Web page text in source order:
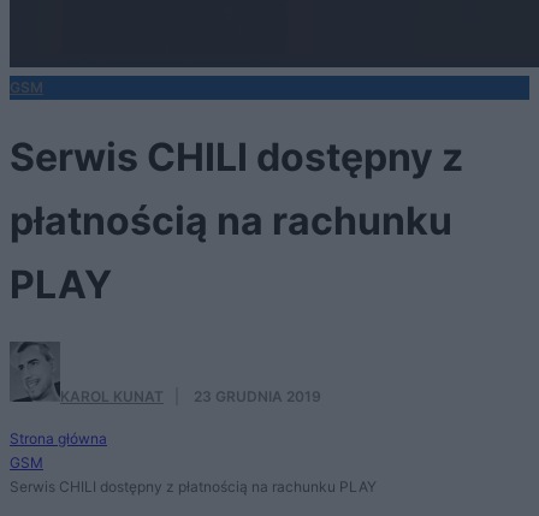
GSM
Serwis CHILI dostępny z
płatnością na rachunku
PLAY
KAROL KUNAT 23 GRUDNIA 2019
Strona główna
GSM
Serwis CHILI dostępny z płatnością na rachunku PLAY